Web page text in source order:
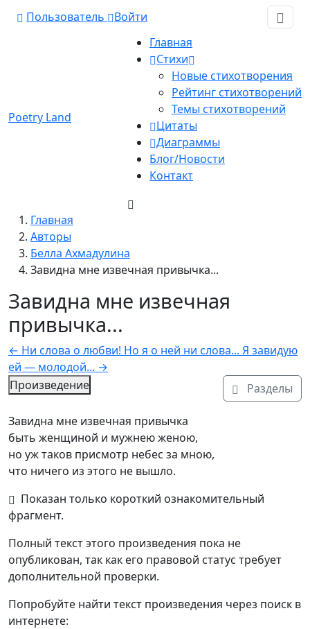
Пользователь Войти
Poetry Land
Главная
Стихи
Новые стихотворения
Рейтинг стихотворений
Темы стихотворений
Цитаты
Диаграммы
Блог/Новости
Контакт
Главная
Авторы
Белла Ахмадулина
Завидна мне извечная привычка...
Завидна мне извечная
привычка...
← Ни слова о любви! Но я о ней ни слова... Я завидую
ей — молодой... →
Произведение
Разделы
Текст произведения
Завидна мне извечная привычка
быть женщиной и мужнею женою,
но уж таков присмотр небес за мною,
что ничего из этого не вышло.
Показан только короткий ознакомительный
фрагмент.
Полный текст этого произведения пока не
опубликован, так как его правовой статус требует
дополнительной проверки.
Попробуйте найти текст произведения через поиск в
интернете: